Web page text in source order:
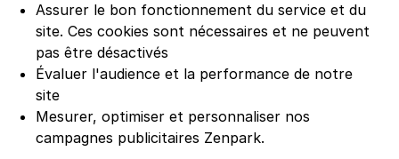
Parking Bercy
Parking La Défense Arena
Parking Les 4 temps
Parking Nation
Parking Porte de Versailles
Parking Lille Grand Palais
Assurer le bon fonctionnement du service et du
site. Ces cookies sont nécessaires et ne peuvent
pas être désactivés
Évaluer l'audience et la performance de notre
site
Mesurer, optimiser et personnaliser nos
campagnes publicitaires Zenpark.